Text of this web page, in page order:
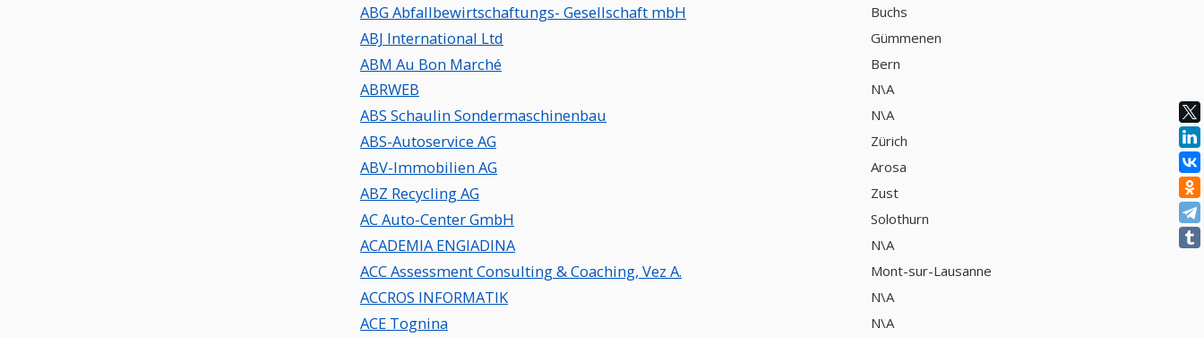
ABG Abfallbewirtschaftungs- Gesellschaft mbH Buchs
ABJ International Ltd Gümmenen
ABM Au Bon Marché Bern
ABRWEB N\A
ABS Schaulin Sondermaschinenbau N\A
ABS-Autoservice AG Zürich
ABV-Immobilien AG Arosa
ABZ Recycling AG Zust
AC Auto-Center GmbH Solothurn
ACADEMIA ENGIADINA N\A
ACC Assessment Consulting & Coaching, Vez A. Mont-sur-Lausanne
ACCROS INFORMATIK N\A
ACE Tognina N\A